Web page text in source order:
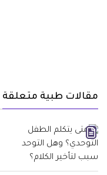
مقالات طبية متعلقة